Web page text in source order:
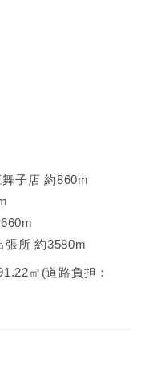
子店 約860m
張所 約3580m
㎡(道路負担：